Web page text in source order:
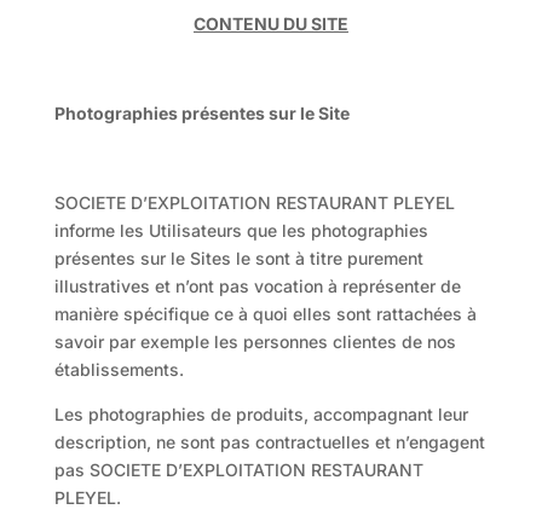
CONTENU DU SITE
Photographies présentes sur le Site
SOCIETE D’EXPLOITATION RESTAURANT PLEYEL
informe les Utilisateurs que les photographies
présentes sur le Sites le sont à titre purement
illustratives et n’ont pas vocation à représenter de
manière spécifique ce à quoi elles sont rattachées à
savoir par exemple les personnes clientes de nos
établissements.
Les photographies de produits, accompagnant leur
description, ne sont pas contractuelles et n’engagent
pas SOCIETE D’EXPLOITATION RESTAURANT
PLEYEL.